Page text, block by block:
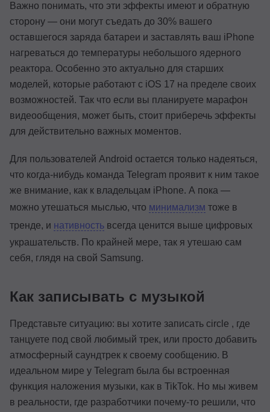
Важно понимать, что эти эффекты имеют и обратную
сторону — они могут съедать до 30% вашего
оставшегося заряда батареи и заставлять ваш iPhone
нагреваться до температуры небольшого ядерного
реактора. Особенно это актуально для старших
моделей, которые работают с iOS 17 на пределе своих
возможностей. Так что если вы планируете марафон
видеообщения, может быть, стоит приберечь эффекты
для действительно важных моментов.
Для пользователей Android остается только надеяться,
что когда-нибудь команда Telegram проявит к ним такое
же внимание, как к владельцам iPhone. А пока —
можно утешаться мыслью, что минимализм тоже в
тренде, и нативность всегда ценится выше цифровых
украшательств. По крайней мере, так я утешаю сам
себя, глядя на свой Samsung.
Как записывать с музыкой
Представьте ситуацию: вы хотите записать circle , где
танцуете под свой любимый трек, или просто добавить
атмосферный саундтрек к своему сообщению. В
идеальном мире у Telegram была бы встроенная
функция наложения музыки, как в TikTok. Но мы живем
в реальности, где разработчики почему-то решили, что